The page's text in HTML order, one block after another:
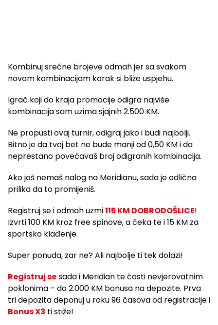
Kombinuj srećne brojeve odmah jer sa svakom
novom kombinacijom korak si bliže uspjehu.
Igrač koji do kraja promocije odigra najviše
kombinacija sam uzima sjajnih 2.500 KM.
Ne propusti ovaj turnir, odigraj jako i budi najbolji.
Bitno je da tvoj bet ne bude manji od 0,50 KM i da
neprestano povećavaš broj odigranih kombinacija.
Ako još nemaš nalog na Meridianu, sada je odlična
prilika da to promijeniš.
Registruj se i odmah uzmi115 KM DOBRODOŠLICE!
Izvrti 100 KM kroz free spinove, a čeka te i 15 KM za
sportsko klađenje.
Super ponuda, zar ne? Ali najbolje ti tek dolazi!
Registruj sesada i Meridian te časti nevjerovatnim
poklonima – do 2.000 KM bonusa na depozite. Prva
tri depozita deponuj u roku 96 časova od registracije i
Bonus X3 ti stiže!